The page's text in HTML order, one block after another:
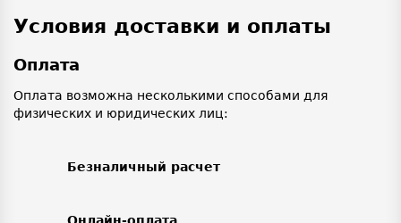
Условия доставки и оплаты
Оплата
Оплата возможна несколькими способами для
физических и юридических лиц:
Безналичный расчет